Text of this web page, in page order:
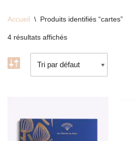
Accueil \ Produits identifiés “cartes”
4 résultats affichés